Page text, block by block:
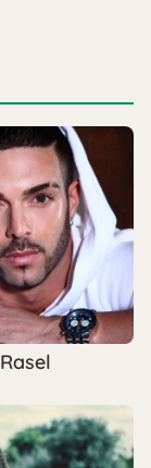
Rasel